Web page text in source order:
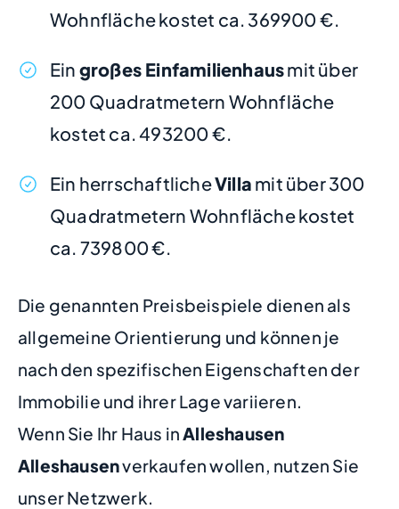
Wohnfläche kostet ca. 369900 €.
Ein großes Einfamilienhausmit über
200 Quadratmetern Wohnfläche
kostet ca. 493200 €.
Ein herrschaftlicheVilla mit über 300
Quadratmetern Wohnfläche kostet
ca. 739800 €.
Die genannten Preisbeispiele dienen als
allgemeine Orientierung und können je
nach den spezifischen Eigenschaften der
Immobilie und ihrer Lage variieren.
Wenn Sie Ihr Haus inAlleshausen
Alleshausenverkaufen wollen, nutzen Sie
unser Netzwerk.